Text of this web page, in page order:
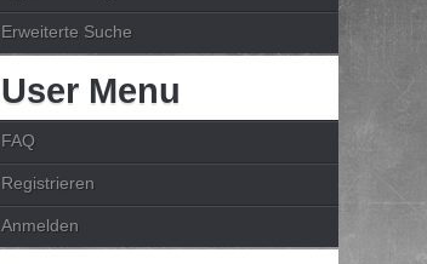
Erweiterte Suche
User Menu
FAQ
Registrieren
Anmelden